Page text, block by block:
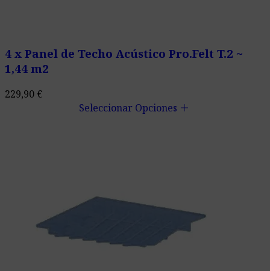
4 x Panel de Techo Acústico Pro.Felt T.2 ~
1,44 m2
229,90 €
Seleccionar Opciones add